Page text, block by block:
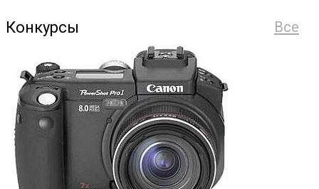
Все
Конкурсы